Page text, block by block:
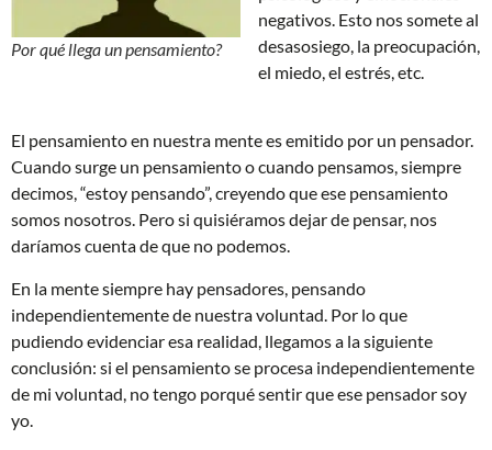
Por qué llega un pensamiento?
negativos. Esto nos somete al
desasosiego, la preocupación,
el miedo, el estrés, etc.
El pensamiento en nuestra mente es emitido por un pensador.
Cuando surge un pensamiento o cuando pensamos, siempre
decimos, “estoy pensando”, creyendo que ese pensamiento
somos nosotros. Pero si quisiéramos dejar de pensar, nos
daríamos cuenta de que no podemos.
En la mente siempre hay pensadores, pensando
independientemente de nuestra voluntad. Por lo que
pudiendo evidenciar esa realidad, llegamos a la siguiente
conclusión: si el pensamiento se procesa independientemente
de mi voluntad, no tengo porqué sentir que ese pensador soy
yo.